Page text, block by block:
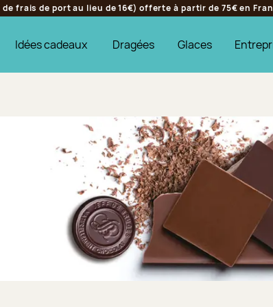
frais de port au lieu de 16€) offerte à partir de 75€ en
Idées cadeaux Dragées Glaces